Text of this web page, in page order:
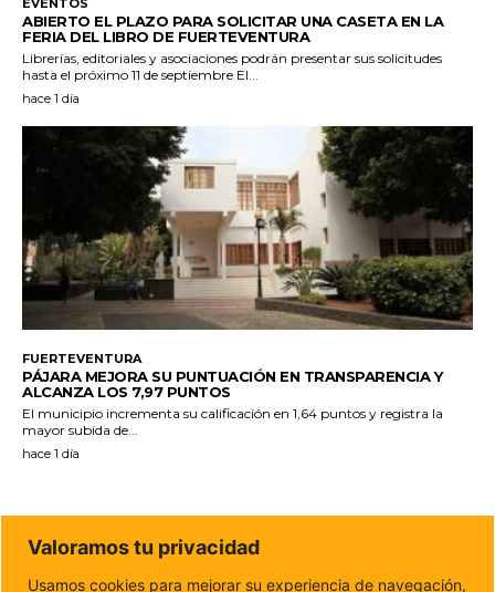
EVENTOS
ABIERTO EL PLAZO PARA SOLICITAR UNA CASETA EN LA
FERIA DEL LIBRO DE FUERTEVENTURA
Librerías, editoriales y asociaciones podrán presentar sus solicitudes
hasta el próximo 11 de septiembre El...
hace 1 día
FUERTEVENTURA
PÁJARA MEJORA SU PUNTUACIÓN EN TRANSPARENCIA Y
ALCANZA LOS 7,97 PUNTOS
El municipio incrementa su calificación en 1,64 puntos y registra la
mayor subida de...
hace 1 día